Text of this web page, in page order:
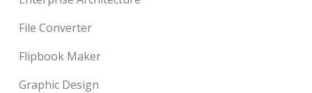
File Converter
Flipbook Maker
Graphic Design